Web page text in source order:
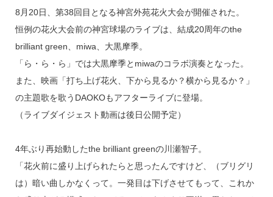
8月20日、第38回目となる神宮外苑花火大会が開催された。
恒例の花火大会前の神宮球場のライブは、結成20周年のthe
brilliant green、miwa、大黒摩季。
「ら・ら・ら」では大黒摩季とmiwaのコラボ演奏となった。
また、映画「打ち上げ花火、下から見るか？横から見るか？」
の主題歌を歌うDAOKOもアフターライブに登場。
（ライブダイジェスト動画は後日公開予定）
4年ぶり再始動したthe brilliant greenの川瀬智子。
「花火前に盛り上げられたらと思ったんですけど、（ブリグリ
は）暗い曲しかなくって。一発目は下げさせてもって、これか